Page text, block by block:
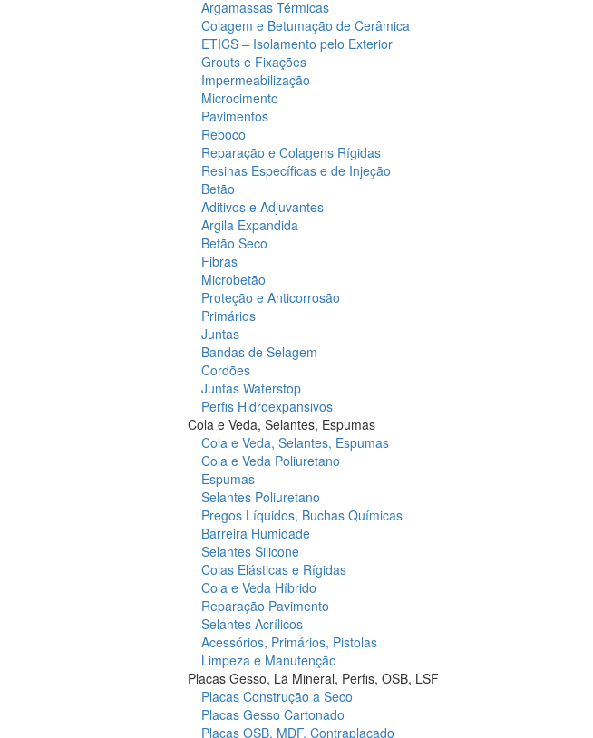
Argamassas Térmicas
Colagem e Betumação de Cerâmica
ETICS – Isolamento pelo Exterior
Grouts e Fixações
Impermeabilização
Microcimento
Pavimentos
Reboco
Reparação e Colagens Rígidas
Resinas Específicas e de Injeção
Betão
Aditivos e Adjuvantes
Argila Expandida
Betão Seco
Fibras
Microbetão
Proteção e Anticorrosão
Primários
Juntas
Bandas de Selagem
Cordões
Juntas Waterstop
Perfis Hidroexpansivos
Cola e Veda, Selantes, Espumas
Cola e Veda, Selantes, Espumas
Cola e Veda Poliuretano
Espumas
Selantes Poliuretano
Pregos Líquidos, Buchas Químicas
Barreira Humidade
Selantes Silicone
Colas Elásticas e Rígidas
Cola e Veda Híbrido
Reparação Pavimento
Selantes Acrílicos
Acessórios, Primários, Pistolas
Limpeza e Manutenção
Placas Gesso, Lã Mineral, Perfis, OSB, LSF
Placas Construção a Seco
Placas Gesso Cartonado
Placas OSB, MDF, Contraplacado